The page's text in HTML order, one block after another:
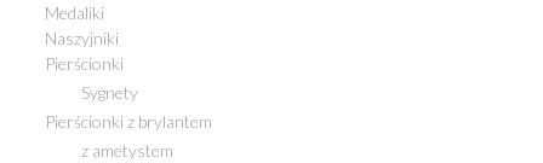
Medaliki
Naszyjniki
Pierścionki
Sygnety
Pierścionki z brylantem
z ametystem